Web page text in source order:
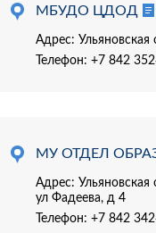
МБУДО ЦДОД
Адрес: Ульяновская
Телефон: +7 842
МУ ОТДЕЛ
Адрес: Ульяновская
ул Фадеева, д 4
Телефон: +7 842